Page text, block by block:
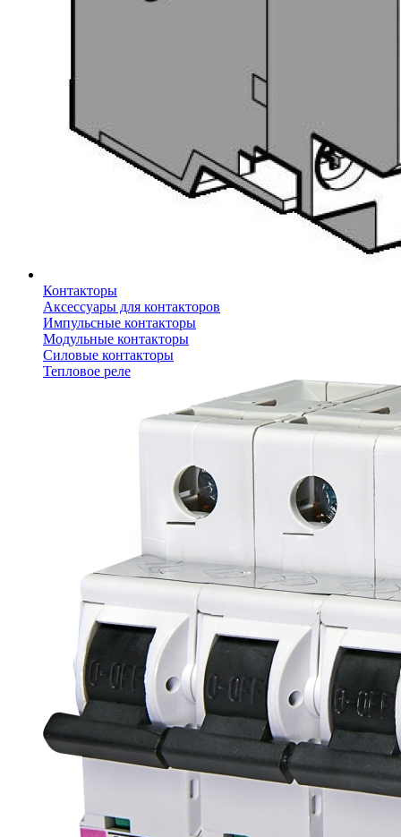
Контакторы
Аксессуары для контакторов
Импульсные контакторы
Модульные контакторы
Силовые контакторы
Тепловое реле